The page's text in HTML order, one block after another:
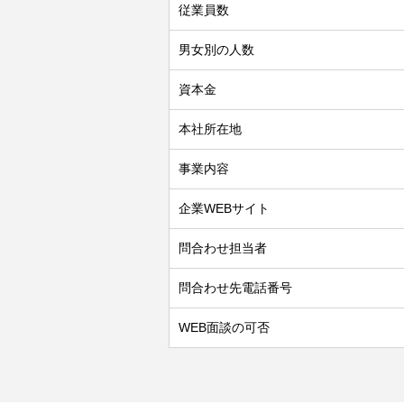
従業員数
男女別の人数
資本金
本社所在地
事業内容
企業WEBサイト
問合わせ担当者
問合わせ先電話番号
WEB面談の可否